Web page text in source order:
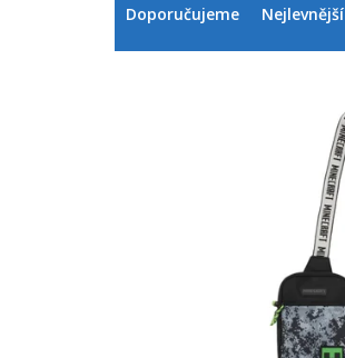
ie
Doporučujeme Nejlevnější